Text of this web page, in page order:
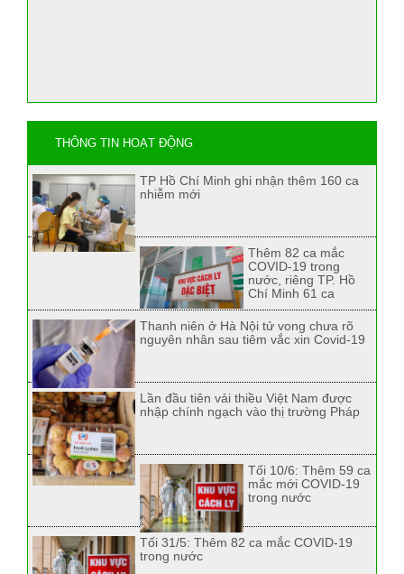
THÔNG TIN HOẠT ĐỘNG
TP Hồ Chí Minh ghi nhận thêm 160 ca
nhiễm mới
Thêm 82 ca mắc
COVID-19 trong
nước, riêng TP. Hồ
Chí Minh 61 ca
Thanh niên ở Hà Nội tử vong chưa rõ
nguyên nhân sau tiêm vắc xin Covid-19
Lần đầu tiên vải thiều Việt Nam được
nhập chính ngạch vào thị trường Pháp
Tối 10/6: Thêm 59 ca
mắc mới COVID-19
trong nước
Tối 31/5: Thêm 82 ca mắc COVID-19
trong nước